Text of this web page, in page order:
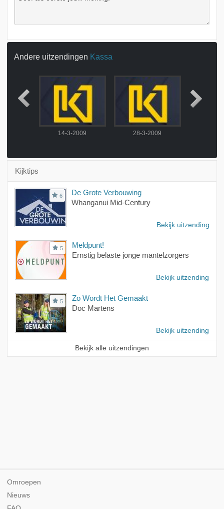
Andere uitzendingen Kassa
14-3-2009 28-3-2009
Kijktips
6
De Grote Verbouwing
Whanganui Mid-Century
Bekijk uitzending
5
Meldpunt!
Ernstig belaste jonge mantelzorgers
Bekijk uitzending
5
Zo Wordt Het Gemaakt
Doc Martens
Bekijk uitzending
Bekijk alle uitzendingen
Omroepen
Nieuws